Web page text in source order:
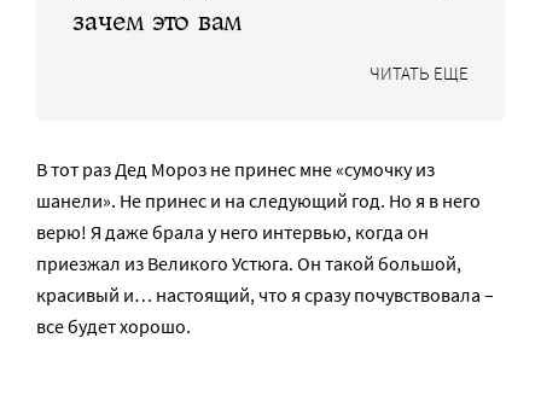
зачем это вам
ЧИТАТЬ ЕЩЕ
В тот раз Дед Мороз не принес мне «сумочку из
шанели». Не принес и на следующий год. Но я в него
верю! Я даже брала у него интервью, когда он
приезжал из Великого Устюга. Он такой большой,
красивый и… настоящий, что я сразу почувствовала –
все будет хорошо.